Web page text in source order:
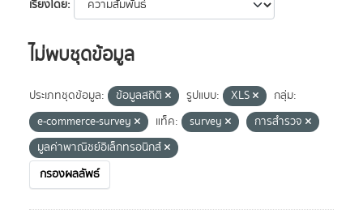
เรียงโดย
ไม่พบชุดข้อมูล
ประเภทชุดข้อมูล: ข้อมูลสถิติ รูปแบบ: XLS
กลุ่ม:
e-commerce-survey
แท็ค: survey
การสำรวจ
มูลค่าพาณิชย์อิเล็กทรอนิกส์
กรองผลลัพธ์